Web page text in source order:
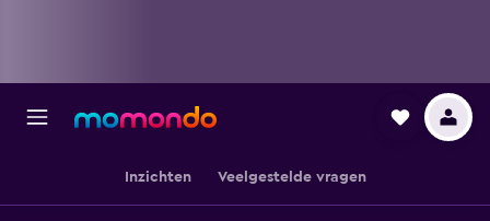
Inzichten Veelgestelde vragen